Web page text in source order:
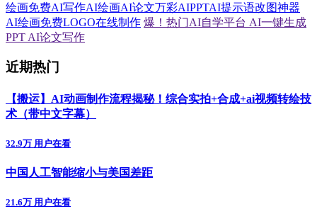
绘画免费AI写作AI绘画AI论文万彩AIPPTAI提示语改图神器
AI绘画免费LOGO在线制作 爆！热门AI自学平台 AI一键生成
PPT AI论文写作
近期热门
【搬运】AI动画制作流程揭秘！综合实拍+合成+ai视频转绘技
术（带中文字幕）
32.9万 用户在看
中国人工智能缩小与美国差距
21.6万 用户在看